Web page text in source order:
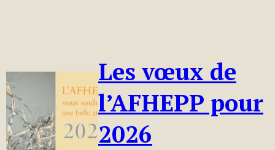
Les vœux de
l’AFHEPP pour
2026